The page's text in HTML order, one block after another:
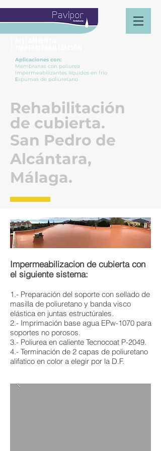
Aplicaciones con:
Membranas con poliurea
Impermeabilizantes líquidos en frío
Espumas de poliuretano
Rehabilitación
de cubierta.
San Pedro de
Alcántara,
Málaga.
Impermeabilizacion de cubierta con
el siguiente sistema:
1.- Preparación del soporte con sellado de
masilla de poliuretano y banda visco
elástica en juntas estructúrales.
2.- Imprimación base agua EPw-1070 para
soportes no porosos.
3.- Poliurea en caliente Tecnocoat P-2049.
4.- Terminación de 2 capas de poliuretano
alifatico en color a elegir por la D.F.